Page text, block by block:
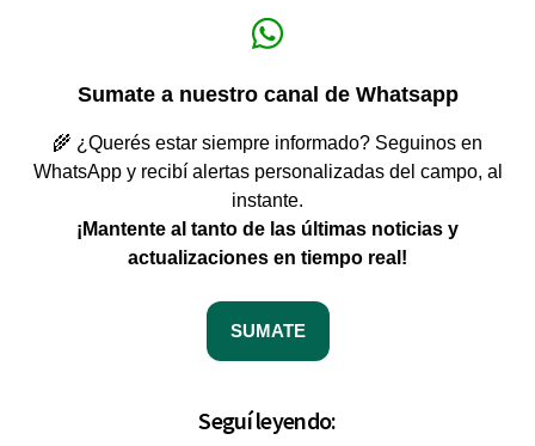
Sumate a nuestro canal de Whatsapp
🌾 ¿Querés estar siempre informado? Seguinos en
WhatsApp y recibí alertas personalizadas del campo, al
instante.
¡Mantente al tanto de las últimas noticias y
actualizaciones en tiempo real!
SUMATE
Seguí leyendo: